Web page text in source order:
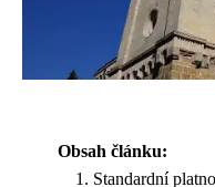
Obsah článku:
Standardní